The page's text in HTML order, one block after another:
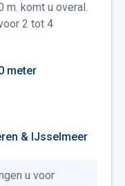
m. komt u overal.
2 tot 4
meter
& IJsselmeer
u voor